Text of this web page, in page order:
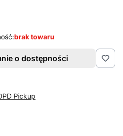
brak towaru
o dostępności
Pickup